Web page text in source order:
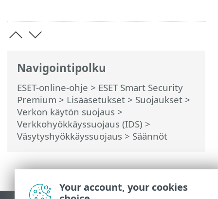
Navigointipolku
ESET-online-ohje > ESET Smart Security
Premium > Lisäasetukset > Suojaukset >
Verkon käytön suojaus >
Verkkohyökkäyssuojaus (IDS) >
Väsytyshyökkäyssuojaus > Säännöt
Your account, your cookies